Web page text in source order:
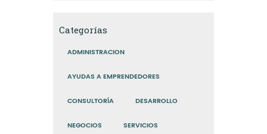
Categorías
ADMINISTRACION
AYUDAS A EMPRENDEDORES
CONSULTORÍA DESARROLLO
NEGOCIOS SERVICIOS